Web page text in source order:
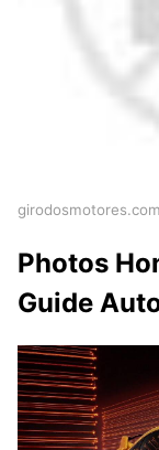
girodosmotores.com
Photos
Guide